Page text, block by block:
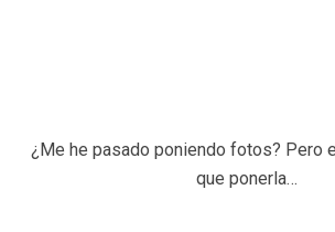
¿Me he pasado poniendo fotos? Pero
que ponerla…